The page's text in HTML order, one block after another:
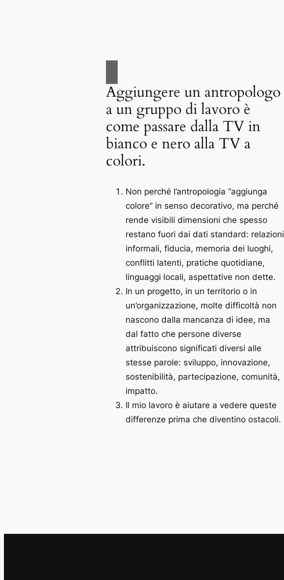
Aggiungere un antropologo
a un gruppo di lavoro è
come passare dalla TV in
bianco e nero alla TV a
colori.
Non perché l’antropologia “aggiunga
colore” in senso decorativo, ma perché
rende visibili dimensioni che spesso
restano fuori dai dati standard: relazioni
informali, fiducia, memoria dei luoghi,
conflitti latenti, pratiche quotidiane,
linguaggi locali, aspettative non dette.
In un progetto, in un territorio o in
un’organizzazione, molte difficoltà non
nascono dalla mancanza di idee, ma
dal fatto che persone diverse
attribuiscono significati diversi alle
stesse parole: sviluppo, innovazione,
sostenibilità, partecipazione, comunità,
impatto.
Il mio lavoro è aiutare a vedere queste
differenze prima che diventino ostacoli.